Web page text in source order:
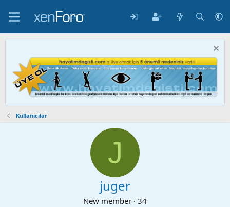
Kullanıcılar
J
juger
New member · 34